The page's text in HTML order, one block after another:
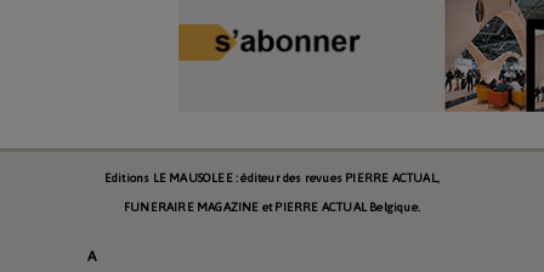
Editions LE MAUSOLEE : éditeur des revues PIERRE ACTUAL,
FUNERAIRE MAGAZINE et PIERRE ACTUAL Belgique.
A